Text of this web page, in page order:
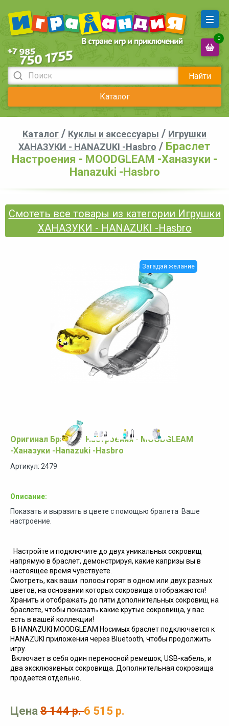
Найти
Каталог
0
Каталог / Куклы и аксессуары / Игрушки
ХАНАЗУКИ - HANAZUKI -Hasbro / Браслет
Настроения - MOODGLEAM -Ханазуки -
Hanazuki -Hasbro
Смотеть все товары из категории Игрушки
ХАНАЗУКИ - HANAZUKI -Hasbro
Загадай желание
Оригинал Браслет Настроения - MOODGLEAM
-Ханазуки -Hanazuki -Hasbro
Артикул: 2479
Описание:
Показать и выразить в цвете с помощью бралета Ваше
настроение.
Настройте и подключите до двух уникальных сокровищ
напрямую в браслет, демонстрируя, какие капризы вы в
настоящее время чувствуете.
Смотреть, как ваши полосы горят в одном или двух разных
цветов, на основании которых сокровища отображаются!
Хранить и отображать до пяти дополнительных сокровищ на
браслете, чтобы показать какие крутые сокровища, у вас
есть в вашей коллекции!
В HANAZUKI MOODGLEAM Носимых браслет подключается к
HANAZUKI приложения через Bluetooth, чтобы продолжить
игру.
Включает в себя один переносной ремешок, USB-кабель, и
два эксклюзивных сокровища. Дополнительная сокровища
продается отдельно.
Цена 8 144 р.6 515 р.